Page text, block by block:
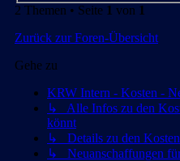
2 Themen • Seite 1 von 1
Zurück zur Foren-Übersicht
Gehe zu
KRW Intern - Kosten -
↳ Alle Infos zu den
könnt
↳ Details zu den
↳ Neuanschaffungen